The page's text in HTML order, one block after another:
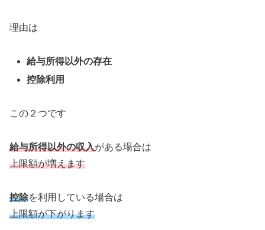
理由は
給与所得以外の存在
控除利用
この２つです
給与所得以外の収入がある場合は
上限額が増えます
控除を利用している場合は
上限額が下がります